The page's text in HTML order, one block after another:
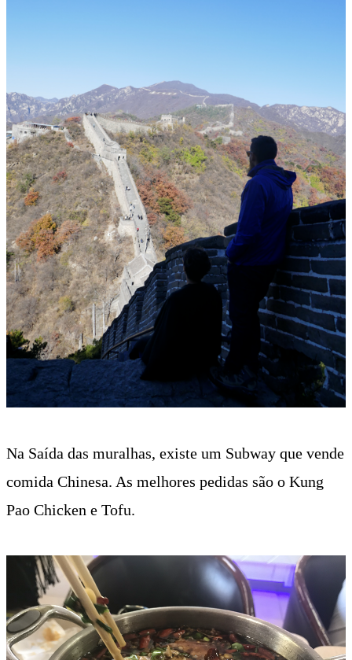
Na Saída das muralhas, existe um Subway que vende
comida Chinesa. As melhores pedidas são o Kung
Pao Chicken e Tofu.